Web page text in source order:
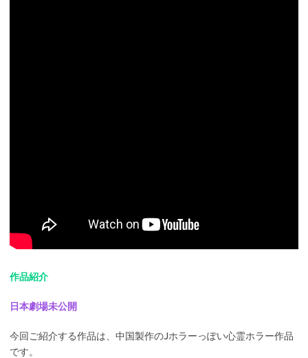
作品紹介
日本劇場未公開
今回ご紹介する作品は、中国製作のJホラーっぽい心霊ホラー作品
です。